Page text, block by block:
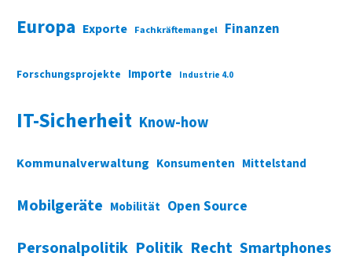
Europa Exporte Fachkräftemangel Finanzen
Forschungsprojekte Importe Industrie 4.0
IT-Sicherheit Know-how
Kommunalverwaltung Konsumenten Mittelstand
Mobilgeräte Mobilität Open Source
Personalpolitik Politik Recht Smartphones